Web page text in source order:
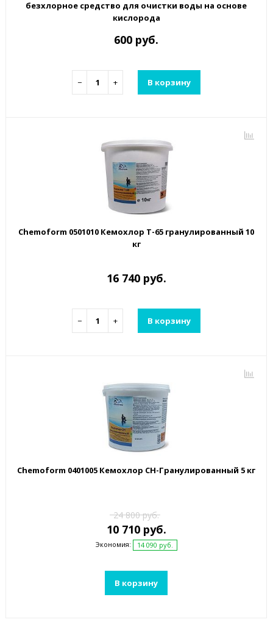
безхлорное средство для очистки воды на основе
кислорода
600 руб.
− + В корзину
Chemoform 0501010 Кемохлор Т-65 гранулированный 10
кг
16 740 руб.
− + В корзину
Chemoform 0401005 Кемохлор СН-Гранулированный 5 кг
24 800 руб.
10 710 руб.
Экономия: 14 090 руб.
В корзину